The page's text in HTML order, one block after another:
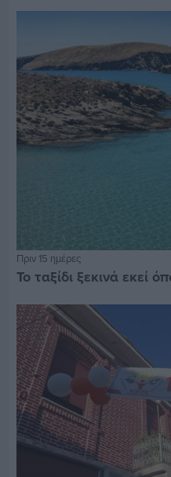
Πριν 15 ημέρες
Το ταξίδι ξεκινά εκεί